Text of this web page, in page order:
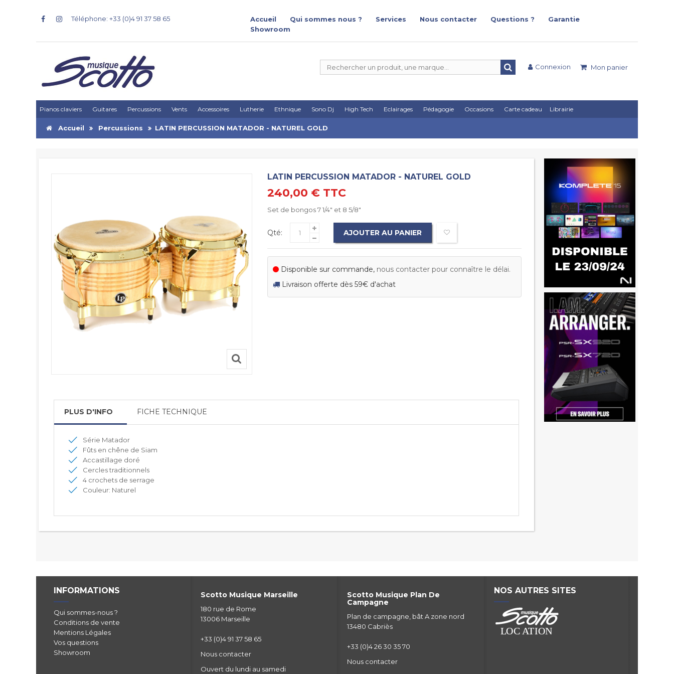
Téléphone: +33 (0)4 91 37 58 65 Accueil Qui sommes nous ? Services Nous contacter Questions ?
Garantie
Showroom
Mon panier
Connexion
Pianos claviers Guitares Percussions Vents Accessoires Lutherie Ethnique Sono Dj High Tech Eclairages Pédagogie Occasions Carte cadeau Librairie
Accueil Percussions LATIN PERCUSSION MATADOR - NATUREL GOLD
LATIN PERCUSSION MATADOR - NATUREL GOLD
240,00 € TTC
Set de bongos 7 1/4" et 8 5/8"
Qté: AJOUTER AU PANIER
Disponible sur commande, nous contacter pour connaître le délai.
Livraison offerte dès 59€ d'achat
PLUS D'INFO FICHE TECHNIQUE
Série Matador
Fûts en chêne de Siam
Accastillage doré
Cercles traditionnels
4 crochets de serrage
Couleur: Naturel
INFORMATIONS
Qui sommes-nous ?
Conditions de vente
Mentions Légales
Vos questions
Showroom
Scotto Musique Marseille
180 rue de Rome
13006 Marseille
+33 (0)4 91 37 58 65
Nous contacter
Ouvert du lundi au samedi
Scotto Musique Plan De
Campagne
Plan de campagne, bât A zone nord
13480 Cabriès
+33 (0)4 26 30 35 70
Nous contacter
NOS AUTRES SITES